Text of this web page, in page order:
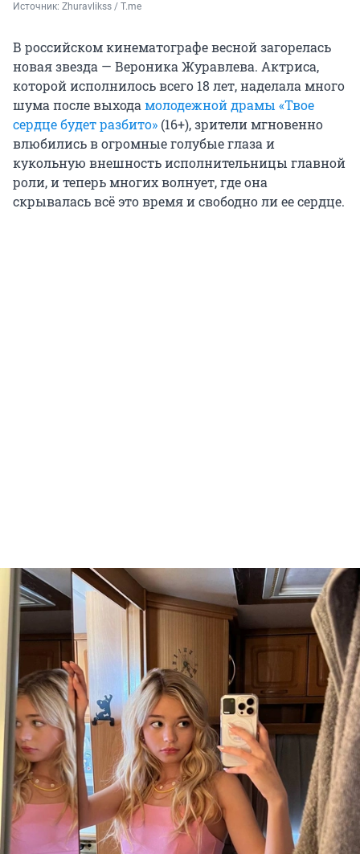
Источник: Zhuravlikss / T.me
В российском кинематографе весной загорелась
новая звезда — Вероника Журавлева. Актриса,
которой исполнилось всего 18 лет, наделала много
шума после выходамолодежной драмы «Твое
сердце будет разбито» (16+), зрители мгновенно
влюбились в огромные голубые глаза и
кукольную внешность исполнительницы главной
роли, и теперь многих волнует, где она
скрывалась всё это время и свободно ли ее сердце.